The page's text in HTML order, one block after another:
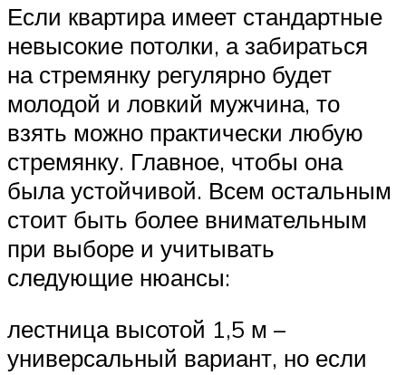
Если квартира имеет стандартные
невысокие потолки, а забираться
на стремянку регулярно будет
молодой и ловкий мужчина, то
взять можно практически любую
стремянку. Главное, чтобы она
была устойчивой. Всем остальным
стоит быть более внимательным
при выборе и учитывать
следующие нюансы:
лестница высотой 1,5 м –
универсальный вариант, но если